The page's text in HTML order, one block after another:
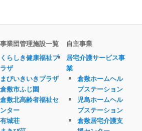
事業団管理施設一覧
くらしき健康福祉プ
ラザ
まびいきいきプラザ
倉敷市ふじ園
倉敷北高齢者福祉セ
ンター
有城荘
自主事業
居宅介護サービス事
業
倉敷ホームヘル
プステーション
児島ホームヘル
プステーション
倉敷居宅介護支